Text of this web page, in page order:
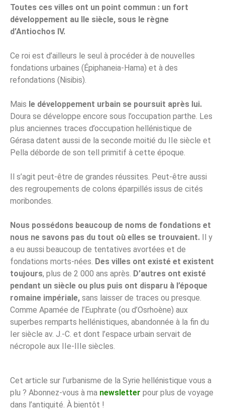
Toutes ces villes ont un point commun : un fort
développement au IIe siècle, sous le règne
d’Antiochos IV.
Ce roi est d’ailleurs le seul à procéder à de nouvelles
fondations urbaines (Épiphaneia-Hama) et à des
refondations (Nisibis).
Mais le développement urbain se poursuit après lui.
Doura se développe encore sous l’occupation parthe. Les
plus anciennes traces d’occupation hellénistique de
Gérasa datent aussi de la seconde moitié du IIe siècle et
Pella déborde de son tell primitif à cette époque.
Il s’agit peut-être de grandes réussites. Peut-être aussi
des regroupements de colons éparpillés issus de cités
moribondes.
Nous possédons beaucoup de noms de fondations et
nous ne savons pas du tout où elles se trouvaient. Il y
a eu aussi beaucoup de tentatives avortées et de
fondations morts-nées. Des villes ont existé et existent
toujours, plus de 2 000 ans après. D’autres ont existé
pendant un siècle ou plus puis ont disparu à l’époque
romaine impériale, sans laisser de traces ou presque.
Comme Apamée de l’Euphrate (ou d’Osrhoène) aux
superbes remparts hellénistiques, abandonnée à la fin du
Ier siècle av. J.-C. et dont l’espace urbain servait de
nécropole aux IIe-IIIe siècles.
Cet article sur l’urbanisme de la Syrie hellénistique vous a
plu ? Abonnez-vous à ma newsletter pour plus de voyage
dans l’antiquité. À bientôt !